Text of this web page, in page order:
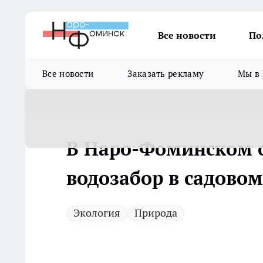
Все новости
Все новости Заказать рекламу Мы в
В Наро-Фоминском
водозабор в
Экология Природа